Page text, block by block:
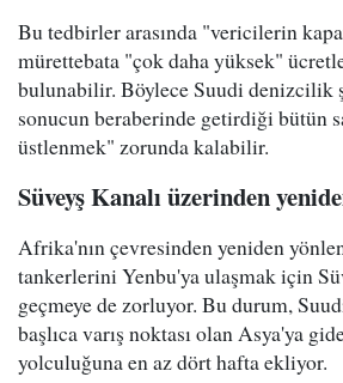
Bu tedbirler arasında "vericilerin
mürettebata "çok daha yüksek"
bulunabilir. Böylece Suudi denizcilik
sonucun beraberinde getirdiği bütün
üstlenmek" zorunda kalabilir.
Süveyş Kanalı üzerinden
Afrika'nın çevresinden yeniden
tankerlerini Yenbu'ya ulaşmak için
geçmeye de zorluyor. Bu durum,
başlıca varış noktası olan Asya'ya
yolculuğuna en az dört hafta ekliyor.